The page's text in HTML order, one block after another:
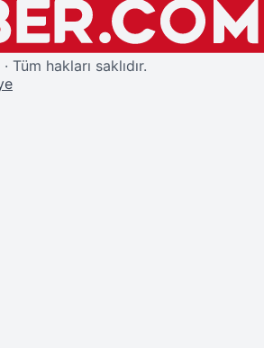
Tüm hakları saklıdır.